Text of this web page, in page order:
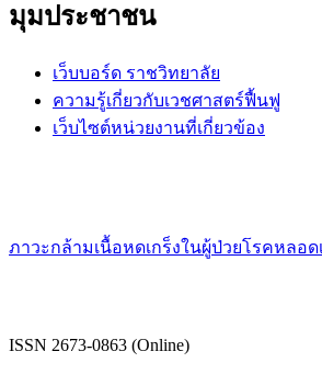
มุมประชาชน
เว็บบอร์ด ราชวิทยาลัย
ความรู้เกี่ยวกับเวชศาสตร์ฟื้นฟู
เว็บไซต์หน่วยงานที่เกี่ยวข้อง
ภาวะกล้ามเนื้อหดเกร็งในผู้ป่วยโรคหลอด
ISSN 2673-0863 (Online)